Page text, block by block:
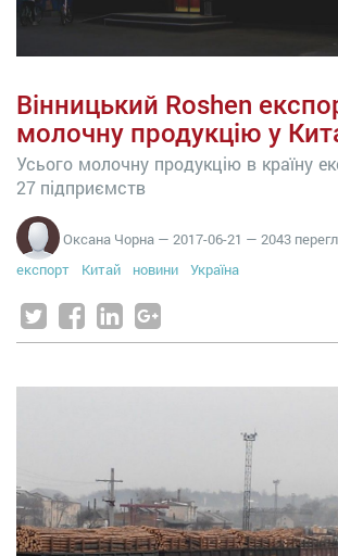
Вінницький Roshen
молочну продукцію у
Усього молочну продукцію в країну
27 підприємств
Оксана Чорна — 2017-06-21 — 2043
експорт
Китай новини Україна